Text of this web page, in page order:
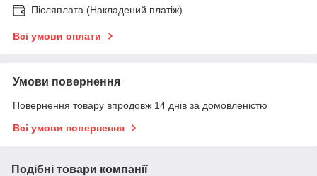
Післяплата (Накладений платіж)
Всі умови оплати
Умови повернення
Повернення товару впродовж 14 днів за домовленістю
Всі умови повернення
Подібні товари компанії